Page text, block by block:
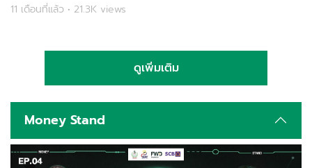
11 เดือนที่แล้ว • 21.3K views
ดูเพิ่มเติม
Money Stand